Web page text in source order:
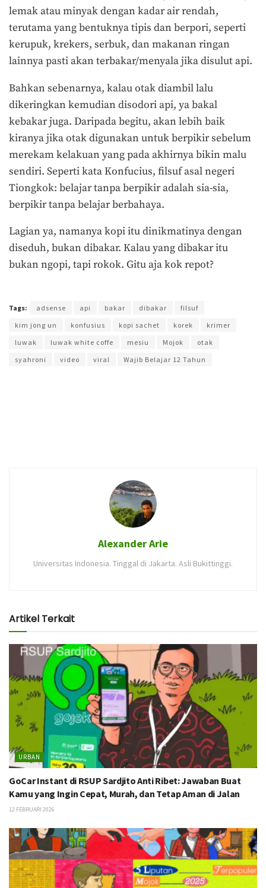
lemak atau minyak dengan kadar air rendah,
terutama yang bentuknya tipis dan berpori, seperti
kerupuk, krekers, serbuk, dan makanan ringan
lainnya pasti akan terbakar/menyala jika disulut api.
Bahkan sebenarnya, kalau otak diambil lalu
dikeringkan kemudian disodori api, ya bakal
kebakar juga. Daripada begitu, akan lebih baik
kiranya jika otak digunakan untuk berpikir sebelum
merekam kelakuan yang pada akhirnya bikin malu
sendiri. Seperti kata Konfucius, filsuf asal negeri
Tiongkok: belajar tanpa berpikir adalah sia-sia,
berpikir tanpa belajar berbahaya.
Lagian ya, namanya kopi itu dinikmatinya dengan
diseduh, bukan dibakar. Kalau yang dibakar itu
bukan ngopi, tapi rokok. Gitu aja kok repot?
Tags: adsense api bakar dibakar
filsuf
kim jong un
konfusius kopi sachet korek
krimer
luwak
luwak white coffe mesiu Mojok
otak
syahroni
video viral Wajib Belajar 12 Tahun
Alexander Arie
Universitas Indonesia. Tinggal di Jakarta. Asli Bukittinggi.
Artikel Terkait
URBAN
GoCar Instant di RSUP Sardjito Anti Ribet: Jawaban Buat
Kamu yang Ingin Cepat, Murah, dan Tetap Aman di Jalan
12 FEBRUARI 2026